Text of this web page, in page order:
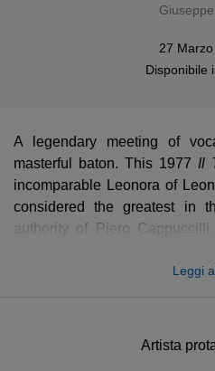
27
Disponibile
Artista
Il
A legendary meeting of
masterful baton. This 1977 Il
incomparable Leonora of
considered the greatest in
authority of Piero
shimmering, late-romanticLeggi